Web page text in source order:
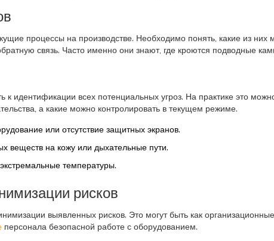
процессы на производстве. Необходимо понять, какие из
связь. Часто именно они знают, где кроются подводные
идентификации всех потенциальных угроз. На практике это
а какие можно контролировать в текущем режиме.
или отсутствие защитных экранов.
веществ на кожу или дыхательные пути.
температуры.
рисков
выявленных рисков. Это могут быть как
персонала безопасной работе с оборудованием.